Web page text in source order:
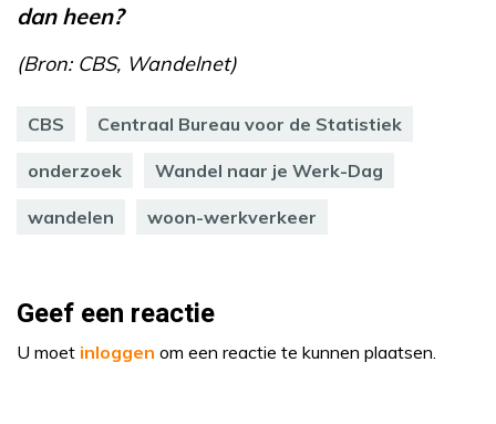
dan heen?
(Bron: CBS, Wandelnet)
CBS Centraal Bureau voor de Statistiek
onderzoek Wandel naar je Werk-Dag
wandelen woon-werkverkeer
Geef een reactie
U moet inloggen om een reactie te kunnen plaatsen.